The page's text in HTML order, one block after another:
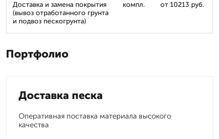
Доставка и замена покрытия
(вывоз отработанного грунта
и подвоз пескогрунта)
компл. от 10213 руб.
Портфолио
Доставка песка
Оперативная поставка материала высокого
качества